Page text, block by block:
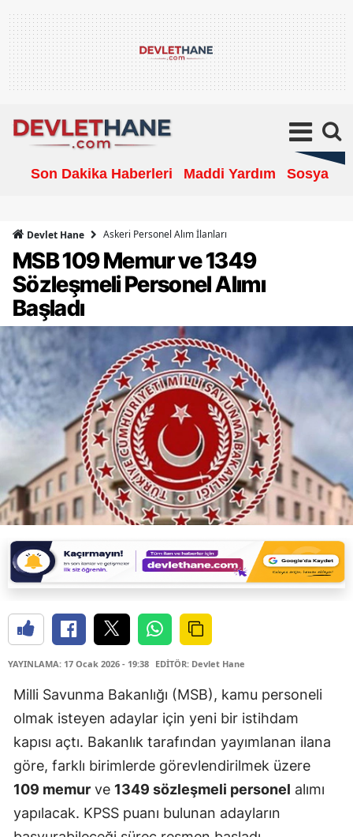
Son Dakika Haberleri Maddi Yardım Sosyal
Devlet Hane Askeri Personel Alım İlanları
MSB 109 Memur ve 1349
Sözleşmeli Personel Alımı
Başladı
YAYINLAMA: 17 Ocak 2026 - 19:38 EDİTÖR: Devlet Hane
Milli Savunma Bakanlığı (MSB), kamu personeli
olmak isteyen adaylar için yeni bir istihdam
kapısı açtı. Bakanlık tarafından yayımlanan ilana
göre, farklı birimlerde görevlendirilmek üzere
109 memur ve 1349 sözleşmeli personel alımı
yapılacak. KPSS puanı bulunan adayların